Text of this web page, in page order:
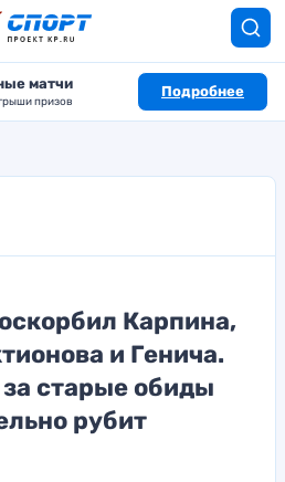
матчи
призов
Подробнее
Карпина,
и Генича.
старые обиды
рубит